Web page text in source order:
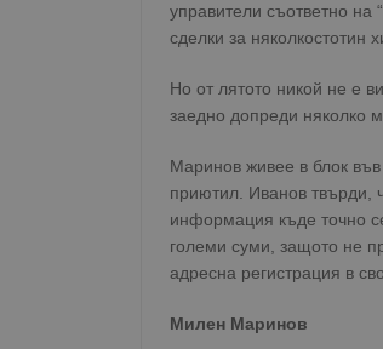
управители съответно на
сделки за няколкостотин
Но от лятото никой не е
заедно допреди няколко
Маринов живее в блок
приютил. Иванов твърди,
информация къде точно
големи суми, защото не
адресна регистрация в
Милен Маринов